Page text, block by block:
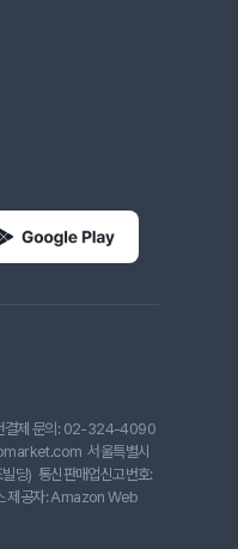
결제 문의: 02-324-4090
서울특별시
딩) 통신판매업신고번호:
제공자: Amazon Web